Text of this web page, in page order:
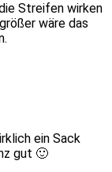
Streifen wirken
wäre das
ein Sack
gut 🙂